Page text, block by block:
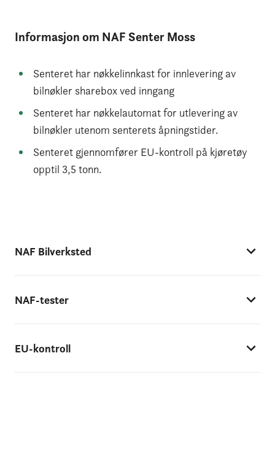
Informasjon om NAF Senter Moss
Senteret har nøkkelinnkast for innlevering av
bilnøkler sharebox ved inngang
Senteret har nøkkelautomat for utlevering av
bilnøkler utenom senterets åpningstider.
Senteret gjennomfører EU-kontroll på kjøretøy
opptil 3,5 tonn.
NAF Bilverksted
NAF-tester
EU-kontroll